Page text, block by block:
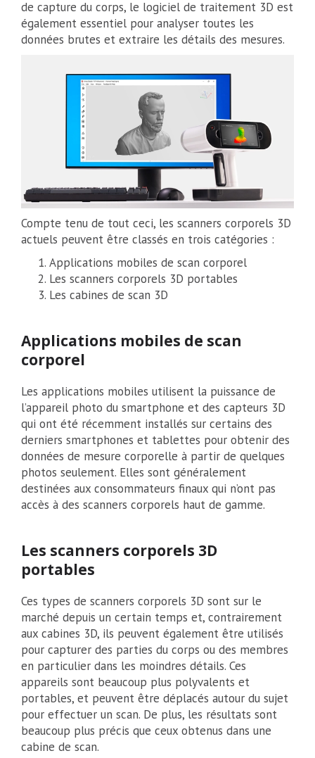
de capture du corps, le logiciel de traitement 3D est
également essentiel pour analyser toutes les
données brutes et extraire les détails des mesures.
Compte tenu de tout ceci, les scanners corporels 3D
actuels peuvent être classés en trois catégories :
Applications mobiles de scan corporel
Les scanners corporels 3D portables
Les cabines de scan 3D
Applications mobiles de scan
corporel
Les applications mobiles utilisent la puissance de
l’appareil photo du smartphone et des capteurs 3D
qui ont été récemment installés sur certains des
derniers smartphones et tablettes pour obtenir des
données de mesure corporelle à partir de quelques
photos seulement. Elles sont généralement
destinées aux consommateurs finaux qui n’ont pas
accès à des scanners corporels haut de gamme.
Les scanners corporels 3D
portables
Ces types de scanners corporels 3D sont sur le
marché depuis un certain temps et, contrairement
aux cabines 3D, ils peuvent également être utilisés
pour capturer des parties du corps ou des membres
en particulier dans les moindres détails. Ces
appareils sont beaucoup plus polyvalents et
portables, et peuvent être déplacés autour du sujet
pour effectuer un scan. De plus, les résultats sont
beaucoup plus précis que ceux obtenus dans une
cabine de scan.